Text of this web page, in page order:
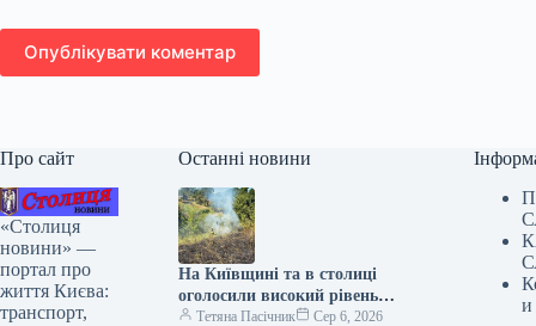
Опублікувати коментар
Про сайт
«Столиця
новини» —
портал про
життя Києва:
транспорт,
Останні новини
На Київщині та в столиці
оголосили високий рівень
пожежної небезпеки.
Тетяна Пасічник Сер 6, 2026
и